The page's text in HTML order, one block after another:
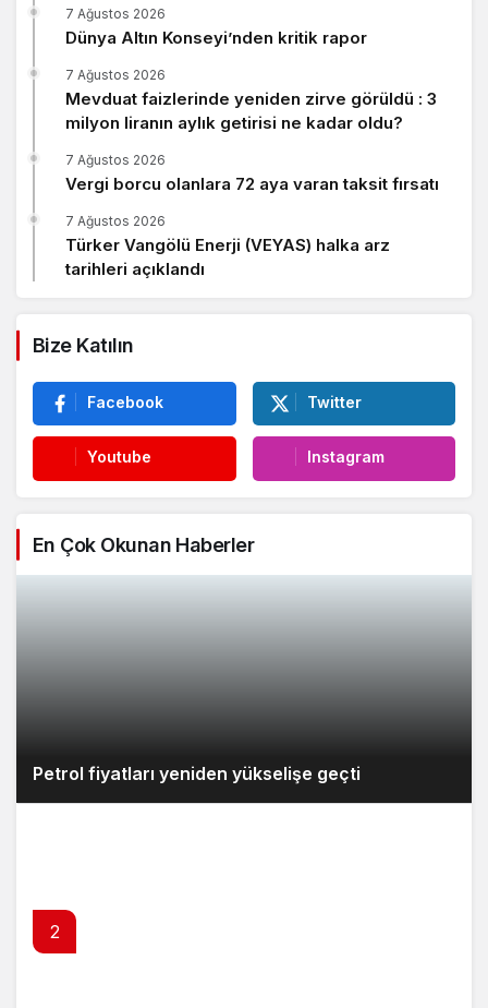
Dünya Altın Konseyi’nden kritik rapor
7 Ağustos 2026
Mevduat faizlerinde yeniden zirve görüldü : 3
milyon liranın aylık getirisi ne kadar oldu?
7 Ağustos 2026
Vergi borcu olanlara 72 aya varan taksit fırsatı
7 Ağustos 2026
Türker Vangölü Enerji (VEYAS) halka arz
tarihleri açıklandı
7 Ağustos 2026
Bize Katılın
Facebook Twitter
Youtube Instagram
En Çok Okunan Haberler
Petrol fiyatları yeniden yükselişe geçti
2